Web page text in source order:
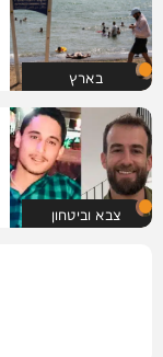
בארץ
צבא וביטחון